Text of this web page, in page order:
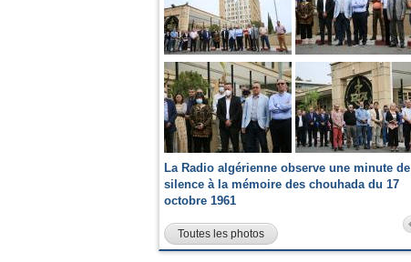
La Radio algérienne observe une minute de
silence à la mémoire des chouhada du 17
octobre 1961
Toutes les photos